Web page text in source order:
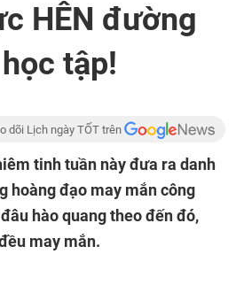
HÊN đường
tập!
dõi Lịch ngày TỐT trên
tinh tuần này đưa ra danh
hoàng đạo may mắn công
hào quang theo đến đó,
may mắn.